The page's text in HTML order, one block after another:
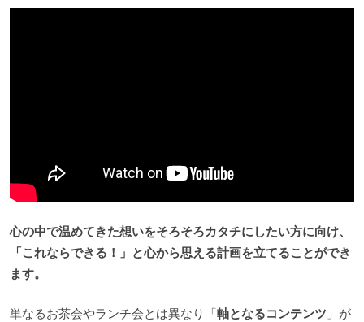
心の中で温めてきた想いをそろそろカタチにしたい方に向け、
「これならできる！」と心から思える計画を立てることができ
ます。
単なるお茶会やランチ会とは異なり「軸となるコンテンツ 」が